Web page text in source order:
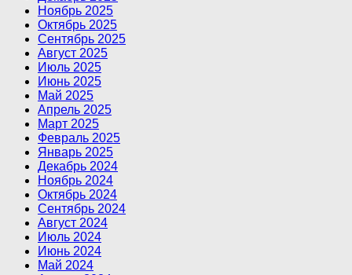
Ноябрь 2025
Октябрь 2025
Сентябрь 2025
Август 2025
Июль 2025
Июнь 2025
Май 2025
Апрель 2025
Март 2025
Февраль 2025
Январь 2025
Декабрь 2024
Ноябрь 2024
Октябрь 2024
Сентябрь 2024
Август 2024
Июль 2024
Июнь 2024
Май 2024